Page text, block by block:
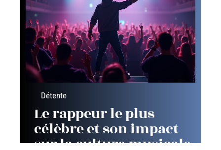
Détente
Le rappeur le plus
célèbre et son impact
sur la culture musicale